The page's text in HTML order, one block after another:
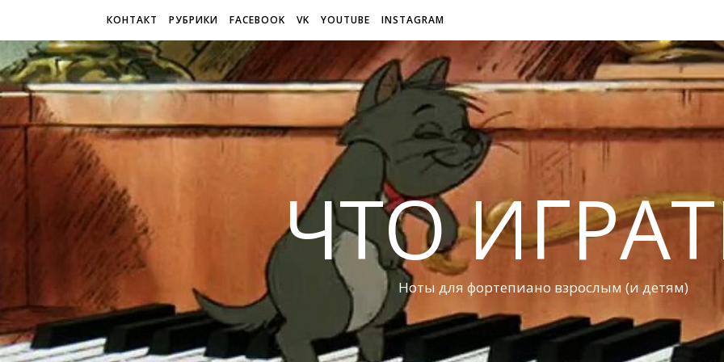
КОНТАКТ РУБРИКИ FACEBOOK VK YOUTUBE INSTAGRAM
ЧТО
Ноты для фортепиано взрослым (и детям)